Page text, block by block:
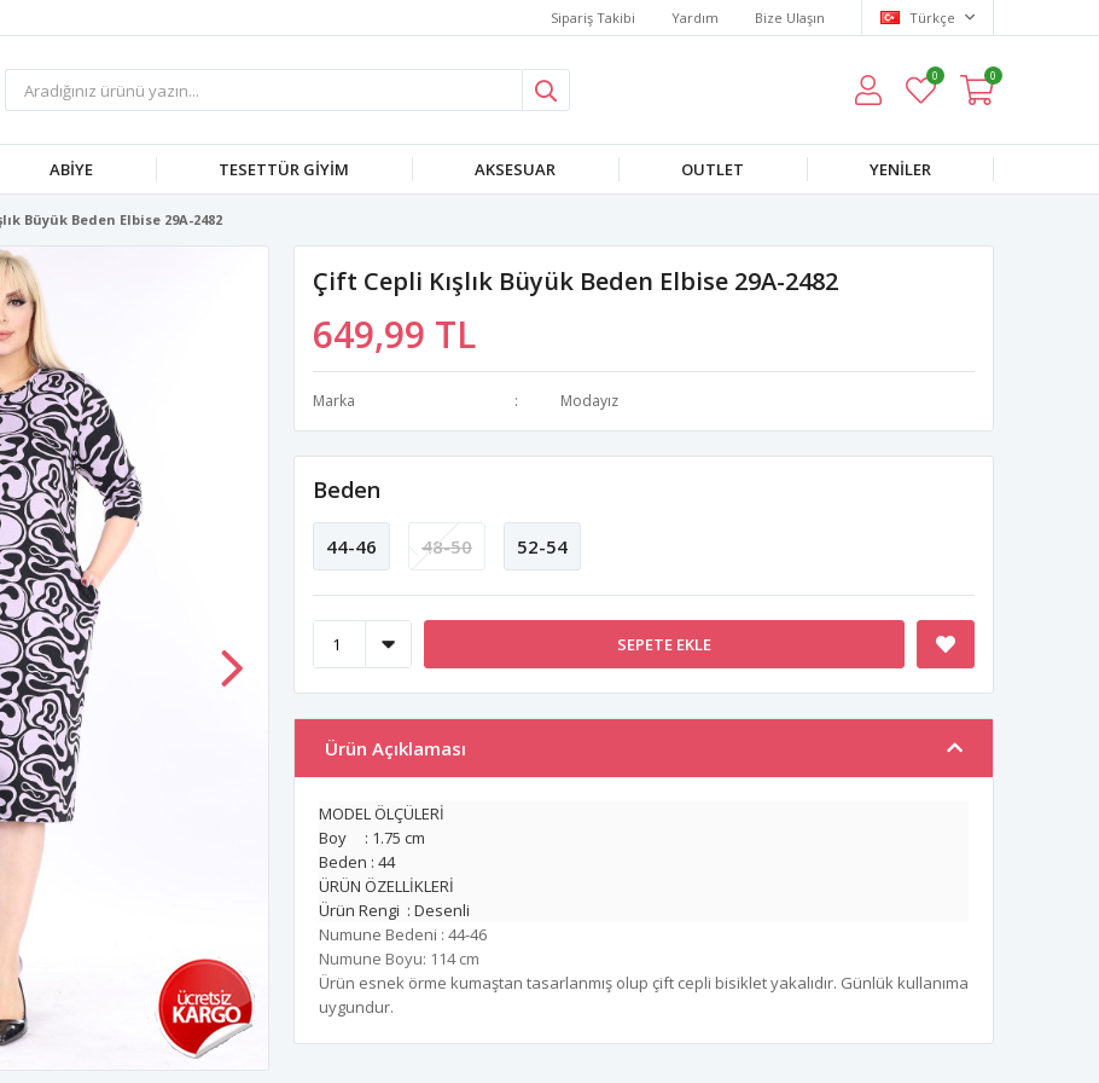
Sipariş Takibi Yardım Bize Ulaşın Türkçe
0 0
ABIYE TESETTÜR GIYIM AKSESUAR OUTLET YENILER
Büyük Beden Elbise 29A-2482
Çift Cepli Kışlık Büyük Beden Elbise 29A-2482
649,99 TL
Marka Modayız
Beden
44-46 48-50 52-54
SEPETE EKLE
Ürün Açıklaması
MODEL ÖLÇÜLERİ
Boy : 1.75 cm
Beden : 44
ÜRÜN ÖZELLİKLERİ
Ürün Rengi : Desenli
Numune Bedeni : 44-46
Numune Boyu: 114 cm
Ürün esnek örme kumaştan tasarlanmış olup çift cepli bisiklet yakalıdır. Günlük kullanıma
uygundur.